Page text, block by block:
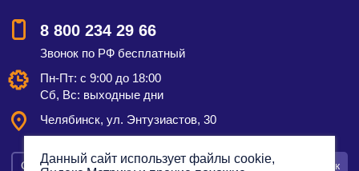
8 800 234 29 66
Звонок по РФ бесплатный
Пн-Пт: с 9:00 до 18:00
Сб, Вс: выходные дни
Челябинск, ул. Энтузиастов, 30
Смотреть на карте Оставить заявку Заказать звонок
Данный сайт использует файлы cookie,